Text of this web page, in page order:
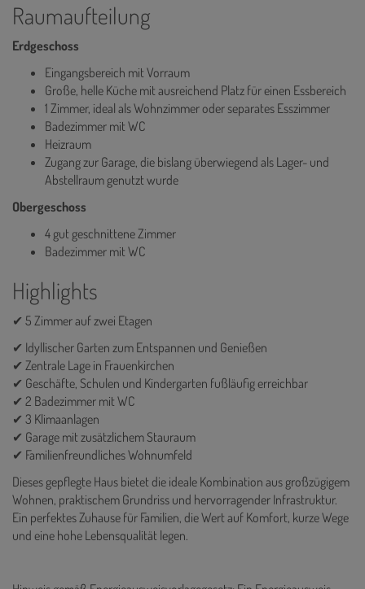
Raumaufteilung
Erdgeschoss
Eingangsbereich mit Vorraum
Große, helle Küche mit ausreichend Platz für einen Essbereich
1 Zimmer, ideal als Wohnzimmer oder separates Esszimmer
Badezimmer mit WC
Heizraum
Zugang zur Garage, die bislang überwiegend als Lager- und
Abstellraum genutzt wurde
Obergeschoss
4 gut geschnittene Zimmer
Badezimmer mit WC
Highlights
✔ 5 Zimmer auf zwei Etagen
✔ Idyllischer Garten zum Entspannen und Genießen
✔ Zentrale Lage in Frauenkirchen
✔ Geschäfte, Schulen und Kindergarten fußläufig erreichbar
✔ 2 Badezimmer mit WC
✔ 3 Klimaanlagen
✔ Garage mit zusätzlichem Stauraum
✔ Familienfreundliches Wohnumfeld
Dieses gepflegte Haus bietet die ideale Kombination aus großzügigem
Wohnen, praktischem Grundriss und hervorragender Infrastruktur.
Ein perfektes Zuhause für Familien, die Wert auf Komfort, kurze Wege
und eine hohe Lebensqualität legen.